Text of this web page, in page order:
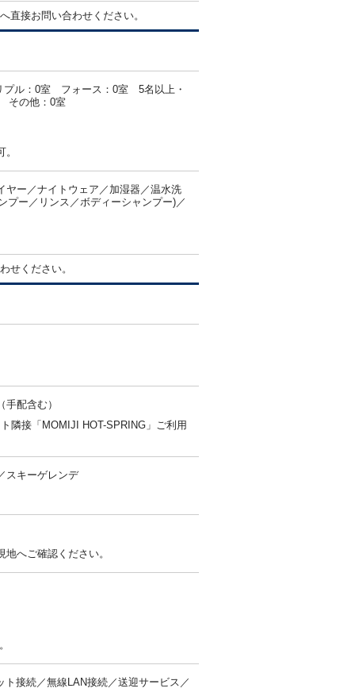
直接お問い合わせください。
ル：0室 フォース：0室 5名以上・
の他：0室
ヤー／ナイトウェア／加湿器／温水洗
プー／リンス／ボディーシャンプー)／
せください。
配含む）
隣接「MOMIJI HOT-SPRING」ご利用
スキーゲレンデ
へご確認ください。
接続／無線LAN接続／送迎サービス／